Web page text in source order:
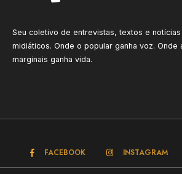
Seu coletivo de entrevistas, textos e
midiáticos. Onde o popular ganha voz. Onde
marginais ganha vida.
FACEBOOK INSTAGRAM